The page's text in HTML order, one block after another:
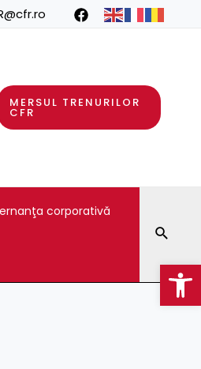
MERSUL TRENURILOR
CFR
corporativă